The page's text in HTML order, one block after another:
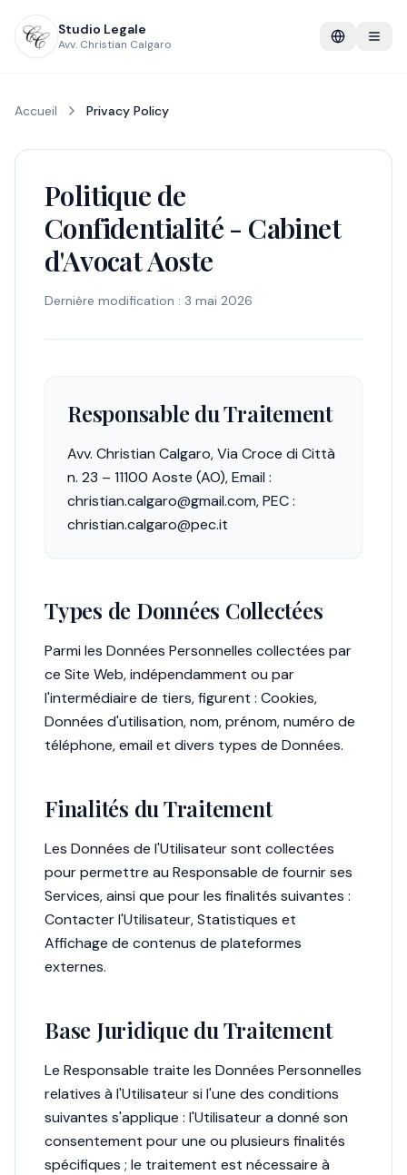
Studio Legale
Avv. Christian Calgaro
Accueil Privacy Policy
Politique de
Confidentialité - Cabinet
d'Avocat Aoste
Dernière modification : 3 mai 2026
Responsable du Traitement
Avv. Christian Calgaro, Via Croce di Città
n. 23 – 11100 Aoste (AO), Email :
christian.calgaro@gmail.com, PEC :
christian.calgaro@pec.it
Types de Données Collectées
Parmi les Données Personnelles collectées par
ce Site Web, indépendamment ou par
l'intermédiaire de tiers, figurent : Cookies,
Données d'utilisation, nom, prénom, numéro de
téléphone, email et divers types de Données.
Finalités du Traitement
Les Données de l'Utilisateur sont collectées
pour permettre au Responsable de fournir ses
Services, ainsi que pour les finalités suivantes :
Contacter l'Utilisateur, Statistiques et
Affichage de contenus de plateformes
externes.
Base Juridique du Traitement
Le Responsable traite les Données Personnelles
relatives à l'Utilisateur si l'une des conditions
suivantes s'applique : l'Utilisateur a donné son
consentement pour une ou plusieurs finalités
spécifiques ; le traitement est nécessaire à